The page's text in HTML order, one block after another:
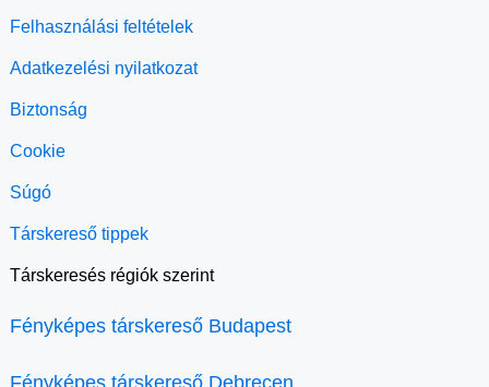
Felhasználási feltételek
Adatkezelési nyilatkozat
Biztonság
Cookie
Súgó
Társkereső tippek
Társkeresés régiók szerint
Fényképes társkereső Budapest
Fényképes társkereső Debrecen